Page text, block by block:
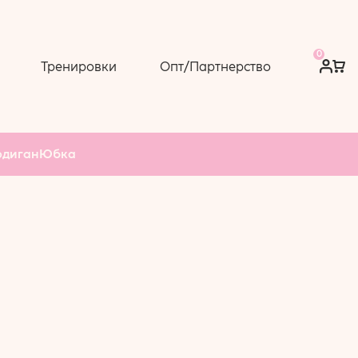
Тренировки Опт/Партнерство
0
Юбка